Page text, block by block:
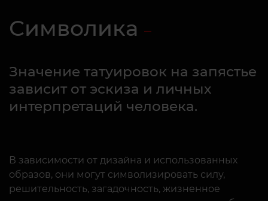
Символика
Значение татуировок на запястье
зависит от эскиза и личных
интерпретаций человека.
В зависимости от дизайна и использованных
образов, они могут символизировать силу,
решительность, загадочность, жизненное